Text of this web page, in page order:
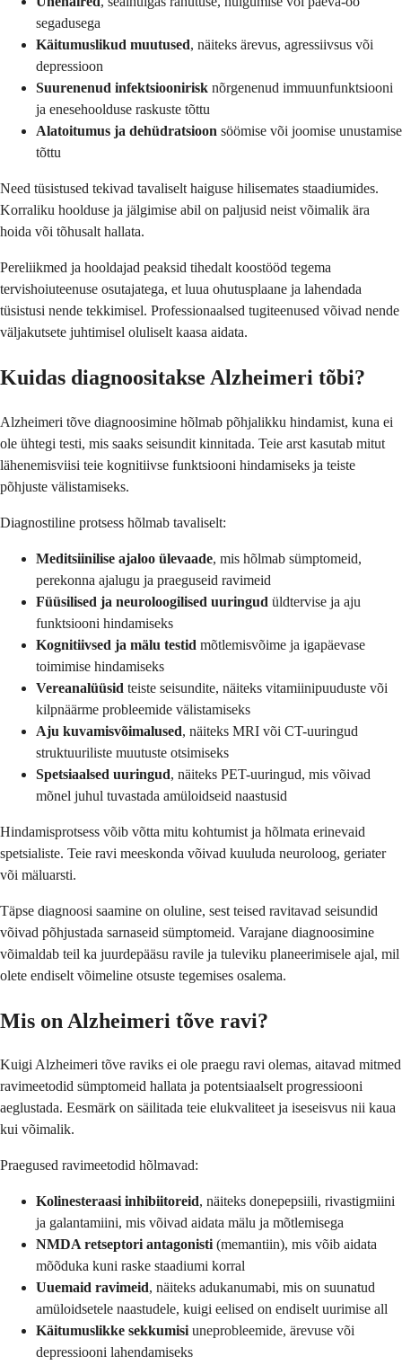
segadusega
Käitumuslikud muutused, näiteks ärevus, agressiivsus või
depressioon
Suurenenud infektsioonirisk nõrgenenud immuunfunktsiooni
ja enesehoolduse raskuste tõttu
Alatoitumus ja dehüdratsioon söömise või joomise unustamise
tõttu
Need tüsistused tekivad tavaliselt haiguse hilisemates staadiumides.
Korraliku hoolduse ja jälgimise abil on paljusid neist võimalik ära
hoida või tõhusalt hallata.
Pereliikmed ja hooldajad peaksid tihedalt koostööd tegema
tervishoiuteenuse osutajatega, et luua ohutusplaane ja lahendada
tüsistusi nende tekkimisel. Professionaalsed tugiteenused võivad nende
väljakutsete juhtimisel oluliselt kaasa aidata.
Kuidas diagnoositakse Alzheimeri tõbi?
Alzheimeri tõve diagnoosimine hõlmab põhjalikku hindamist, kuna ei
ole ühtegi testi, mis saaks seisundit kinnitada. Teie arst kasutab mitut
lähenemisviisi teie kognitiivse funktsiooni hindamiseks ja teiste
põhjuste välistamiseks.
Diagnostiline protsess hõlmab tavaliselt:
Meditsiinilise ajaloo ülevaade, mis hõlmab sümptomeid,
perekonna ajalugu ja praeguseid ravimeid
Füüsilised ja neuroloogilised uuringud üldtervise ja aju
funktsiooni hindamiseks
Kognitiivsed ja mälu testid mõtlemisvõime ja igapäevase
toimimise hindamiseks
Vereanalüüsid teiste seisundite, näiteks vitamiinipuuduste või
kilpnäärme probleemide välistamiseks
Aju kuvamisvõimalused, näiteks MRI või CT-uuringud
struktuuriliste muutuste otsimiseks
Spetsiaalsed uuringud, näiteks PET-uuringud, mis võivad
mõnel juhul tuvastada amüloidseid naastusid
Hindamisprotsess võib võtta mitu kohtumist ja hõlmata erinevaid
spetsialiste. Teie ravi meeskonda võivad kuuluda neuroloog, geriater
või mäluarsti.
Täpse diagnoosi saamine on oluline, sest teised ravitavad seisundid
võivad põhjustada sarnaseid sümptomeid. Varajane diagnoosimine
võimaldab teil ka juurdepääsu ravile ja tuleviku planeerimisele ajal, mil
olete endiselt võimeline otsuste tegemises osalema.
Mis on Alzheimeri tõve ravi?
Kuigi Alzheimeri tõve raviks ei ole praegu ravi olemas, aitavad mitmed
ravimeetodid sümptomeid hallata ja potentsiaalselt progressiooni
aeglustada. Eesmärk on säilitada teie elukvaliteet ja iseseisvus nii kaua
kui võimalik.
Praegused ravimeetodid hõlmavad:
Kolinesteraasi inhibiitoreid, näiteks donepepsiili, rivastigmiini
ja galantamiini, mis võivad aidata mälu ja mõtlemisega
NMDA retseptori antagonisti(memantiin), mis võib aidata
mõõduka kuni raske staadiumi korral
Uuemaid ravimeid, näiteks adukanumabi, mis on suunatud
amüloidsetele naastudele, kuigi eelised on endiselt uurimise all
Käitumuslikke sekkumisiuneprobleemide, ärevuse või
depressiooni lahendamiseks